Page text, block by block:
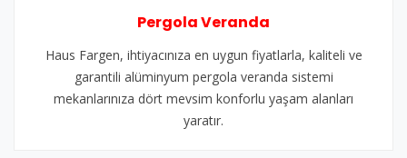
Pergola Veranda
Haus Fargen, ihtiyacınıza en uygun fiyatlarla, kaliteli ve
garantili alüminyum pergola veranda sistemi
mekanlarınıza dört mevsim konforlu yaşam alanları
yaratır.